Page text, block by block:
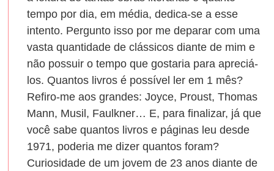
tempo por dia, em média, dedica-se a esse
intento. Pergunto isso por me deparar com uma
vasta quantidade de clássicos diante de mim e
não possuir o tempo que gostaria para apreciá-
los. Quantos livros é possível ler em 1 mês?
Refiro-me aos grandes: Joyce, Proust, Thomas
Mann, Musil, Faulkner… E, para finalizar, já que
você sabe quantos livros e páginas leu desde
1971, poderia me dizer quantos foram?
Curiosidade de um jovem de 23 anos diante de